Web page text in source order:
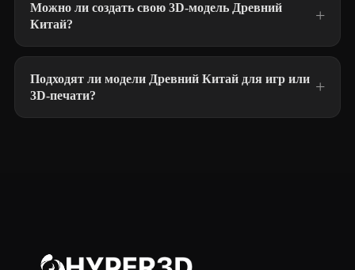
Можно ли создать свою 3D-модель Древний
Китай?
Подходят ли модели Древний Китай для игр или
3D-печати?